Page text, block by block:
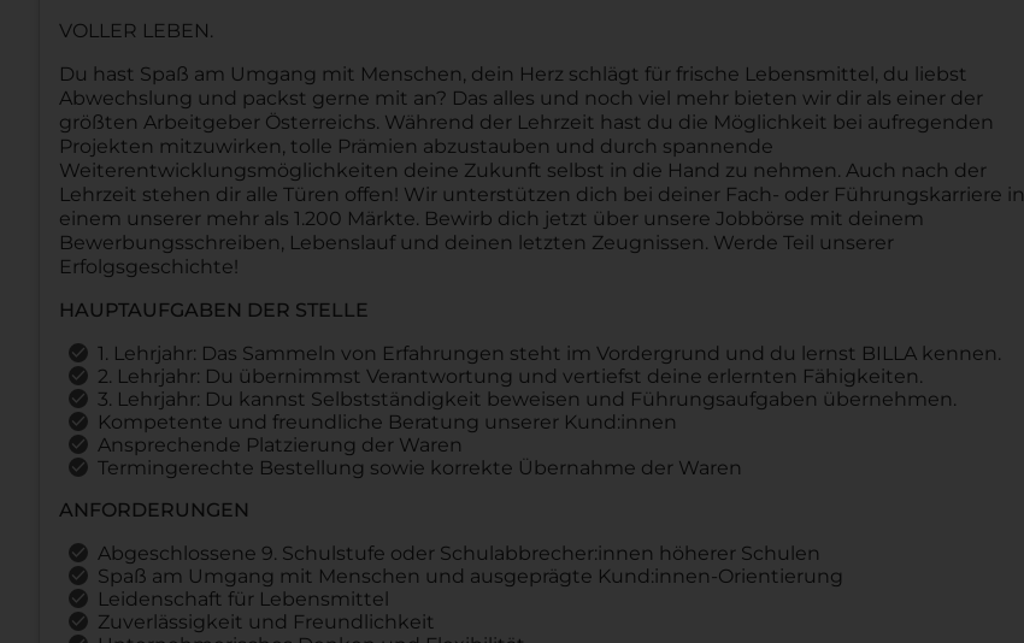
VOLLER LEBEN.
Du hast Spaß am Umgang mit Menschen, dein Herz schlägt für frische Lebensmittel, du liebst
Abwechslung und packst gerne mit an? Das alles und noch viel mehr bieten wir dir als einer der
größten Arbeitgeber Österreichs. Während der Lehrzeit hast du die Möglichkeit bei aufregenden
Projekten mitzuwirken, tolle Prämien abzustauben und durch spannende
Weiterentwicklungsmöglichkeiten deine Zukunft selbst in die Hand zu nehmen. Auch nach der
Lehrzeit stehen dir alle Türen offen! Wir unterstützen dich bei deiner Fach- oder Führungskarriere in
einem unserer mehr als 1.200 Märkte. Bewirb dich jetzt über unsere Jobbörse mit deinem
Bewerbungsschreiben, Lebenslauf und deinen letzten Zeugnissen. Werde Teil unserer
Erfolgsgeschichte!
HAUPTAUFGABEN DER STELLE
1. Lehrjahr: Das Sammeln von Erfahrungen steht im Vordergrund und du lernst BILLA kennen.
2. Lehrjahr: Du übernimmst Verantwortung und vertiefst deine erlernten Fähigkeiten.
3. Lehrjahr: Du kannst Selbstständigkeit beweisen und Führungsaufgaben übernehmen.
Kompetente und freundliche Beratung unserer Kund:innen
Ansprechende Platzierung der Waren
Termingerechte Bestellung sowie korrekte Übernahme der Waren
ANFORDERUNGEN
Abgeschlossene 9. Schulstufe oder Schulabbrecher:innen höherer Schulen
Spaß am Umgang mit Menschen und ausgeprägte Kund:innen-Orientierung
Leidenschaft für Lebensmittel
Zuverlässigkeit und Freundlichkeit